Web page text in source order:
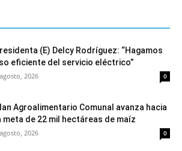
(E) Delcy Rodríguez: “Hagamos
eficiente del servicio eléctrico”
2026 0
Agroalimentario Comunal avanza hacia
meta de 22 mil hectáreas de maíz
2026 0